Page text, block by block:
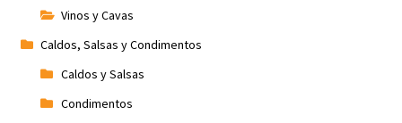
Vinos y Cavas
Caldos, Salsas y Condimentos
Caldos y Salsas
Condimentos